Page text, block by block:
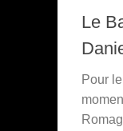
Le
Pour